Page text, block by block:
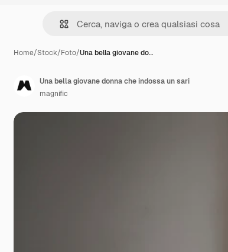
Home/Stock/Foto/Una bella giovane do…
Una bella giovane donna che indossa un sari
magnific